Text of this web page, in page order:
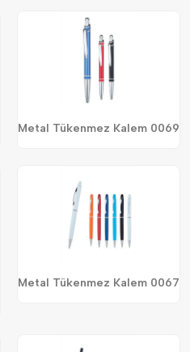
Metal Tükenmez Kalem 0069
Metal Tükenmez Kalem 0067